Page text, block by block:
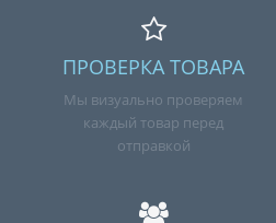
ПРОВЕРКА ТОВАРА
Мы визуально проверяем
каждый товар перед
отправкой